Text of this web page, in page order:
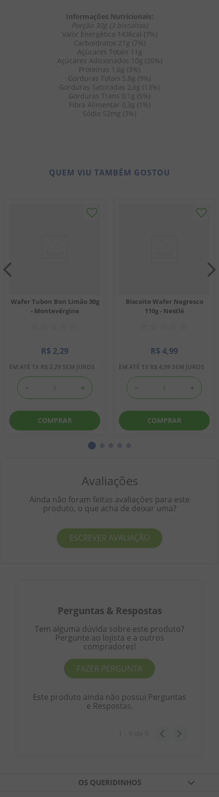
Informações Nutricionais:
Porção 30g (3 biscoitos)
Valor Energético 143kcal (7%)
Carboidratos 21g (7%)
Açúcares Totais 11g
Açúcares Adicionados 10g (20%)
Proteínas 1,6g (3%)
Gorduras Totais 5,8g (9%)
Gorduras Saturadas 2,6g (13%)
Gorduras Trans 0,1g (5%)
Fibra Alimentar 0,3g (1%)
Sódio 52mg (3%)
QUEM VIU TAMBÉM GOSTOU
Wafer Tubon Bon Limão 30g
- Montevérgine
R$ 2,29
EM ATÉ 1X R$ 2,29 SEM JUROS
＋
－
COMPRAR
Biscoito Wafer Negresco
110g - Nestlé
R$ 4,99
EM ATÉ 1X R$ 4,99 SEM JUROS
＋
－
COMPRAR
Avaliações
Ainda não foram feitas avaliações para este
produto, o que acha de deixar uma?
ESCREVER AVALIAÇÃO
Perguntas & Respostas
Tem alguma dúvida sobre este produto?
Pergunte ao lojista e a outros
compradores!
FAZER PERGUNTA
Este produto ainda não possui Perguntas
e Respostas.
OS QUERIDINHOS